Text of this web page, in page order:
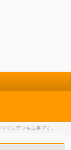
リンデッキ工事です。